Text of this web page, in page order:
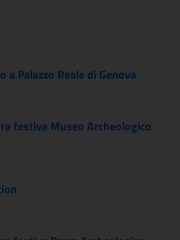
Palazzo Reale di Genova
festiva Museo Archeologico